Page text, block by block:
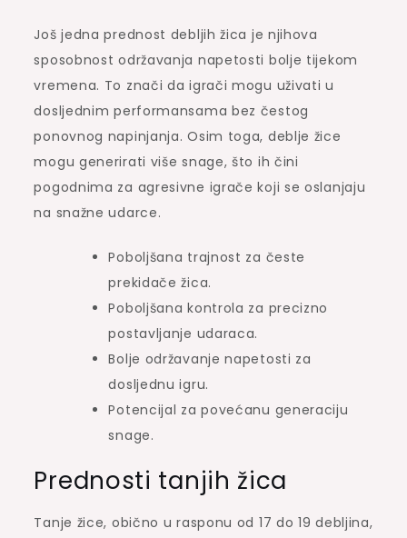
Još jedna prednost debljih žica je njihova
sposobnost održavanja napetosti bolje tijekom
vremena. To znači da igrači mogu uživati u
dosljednim performansama bez čestog
ponovnog napinjanja. Osim toga, deblje žice
mogu generirati više snage, što ih čini
pogodnima za agresivne igrače koji se oslanjaju
na snažne udarce.
Poboljšana trajnost za česte
prekidače žica.
Poboljšana kontrola za precizno
postavljanje udaraca.
Bolje održavanje napetosti za
dosljednu igru.
Potencijal za povećanu generaciju
snage.
Prednosti tanjih žica
Tanje žice, obično u rasponu od 17 do 19 debljina,